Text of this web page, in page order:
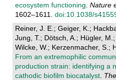
ecosystem functioning Nature
1602–1611. doi:10.1038/
Reiner, J. E.; Geiger, K.;
Jung, T.; Dötsch, A.; Hügler,
Wilcke, W.; Kerzenmacher, S.;
From an extremophilic
production strain: identifying a
cathodic biofilm biocatalyst.